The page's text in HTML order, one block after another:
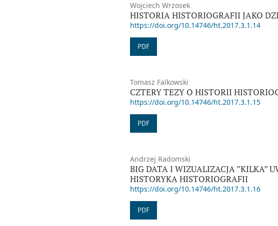
Wojciech Wrzosek
HISTORIA HISTORIOGRAFII JAKO
https://doi.org/10.14746/ht.2017.3.1.14
PDF
Tomasz Falkowski
CZTERY TEZY O HISTORII
https://doi.org/10.14746/ht.2017.3.1.15
PDF
Andrzej Radomski
BIG DATA I WIZUALIZACJA ”KILKA”
HISTORYKA HISTORIOGRAFII
https://doi.org/10.14746/ht.2017.3.1.16
PDF